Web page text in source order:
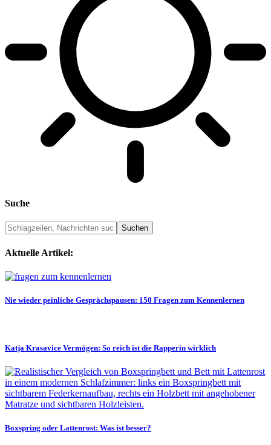
Suche
Aktuelle Artikel:
Nie wieder peinliche Gesprächspausen: 150 Fragen zum Kennenlernen
Katja Krasavice Vermögen: So reich ist die Rapperin wirklich
Boxspring oder Lattenrost: Was ist besser?